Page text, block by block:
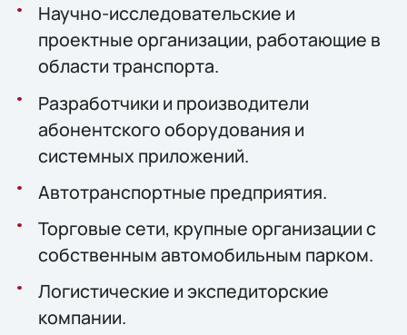
Научно-исследовательские и
проектные организации, работающие в
области транспорта.
Разработчики и производители
абонентского оборудования и
системных приложений.
Автотранспортные предприятия.
Торговые сети, крупные организации с
собственным автомобильным парком.
Логистические и экспедиторские
компании.